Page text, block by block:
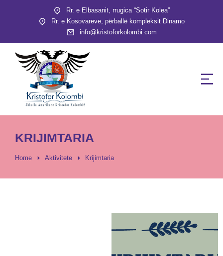
Rr. e Elbasanit, rrugica “Sotir Kolea”
Rr. e Kosovareve, përballë kompleksit Dinamo
info@kristoforkolombi.com
KRIJIMTARIA
You are here:
Home Aktivitete Krijimtaria